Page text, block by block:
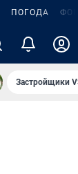
ПОГОДА
Застройщики